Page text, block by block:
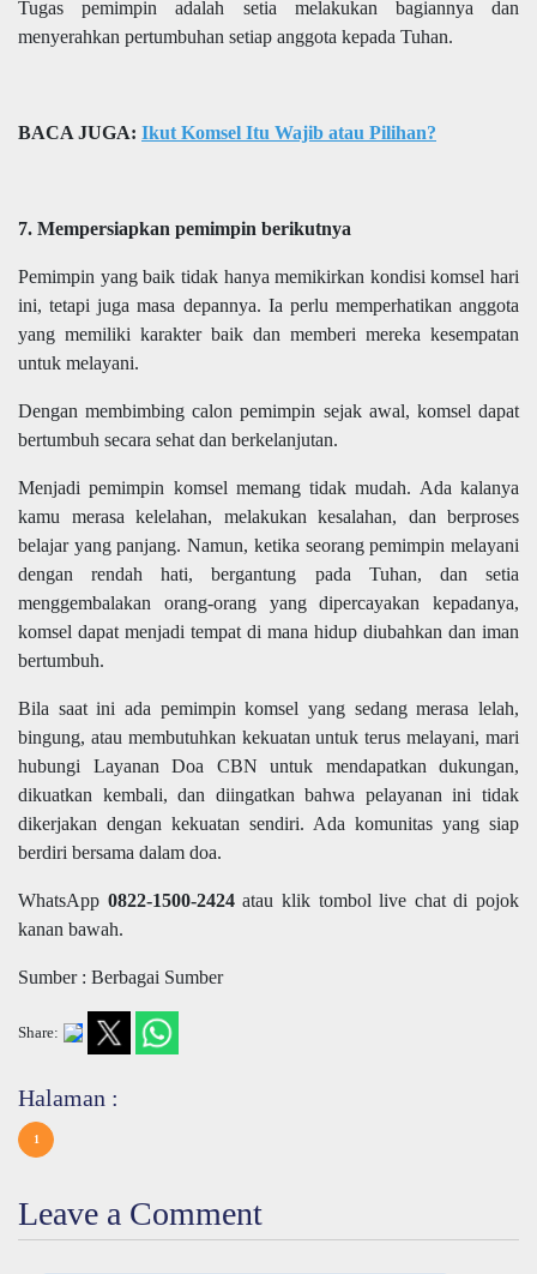
Tugas pemimpin adalah setia melakukan bagiannya dan
menyerahkan pertumbuhan setiap anggota kepada Tuhan.
BACA JUGA: Ikut Komsel Itu Wajib atau Pilihan?
7. Mempersiapkan pemimpin berikutnya
Pemimpin yang baik tidak hanya memikirkan kondisi komsel hari
ini, tetapi juga masa depannya. Ia perlu memperhatikan anggota
yang memiliki karakter baik dan memberi mereka kesempatan
untuk melayani.
Dengan membimbing calon pemimpin sejak awal, komsel dapat
bertumbuh secara sehat dan berkelanjutan.
Menjadi pemimpin komsel memang tidak mudah. Ada kalanya
kamu merasa kelelahan, melakukan kesalahan, dan berproses
belajar yang panjang. Namun, ketika seorang pemimpin melayani
dengan rendah hati, bergantung pada Tuhan, dan setia
menggembalakan orang-orang yang dipercayakan kepadanya,
komsel dapat menjadi tempat di mana hidup diubahkan dan iman
bertumbuh.
Bila saat ini ada pemimpin komsel yang sedang merasa lelah,
bingung, atau membutuhkan kekuatan untuk terus melayani, mari
hubungi Layanan Doa CBN untuk mendapatkan dukungan,
dikuatkan kembali, dan diingatkan bahwa pelayanan ini tidak
dikerjakan dengan kekuatan sendiri. Ada komunitas yang siap
berdiri bersama dalam doa.
WhatsApp 0822-1500-2424atau klik tombol live chat di pojok
kanan bawah.
Sumber : Berbagai Sumber
Share:
Halaman :
1
Leave a Comment